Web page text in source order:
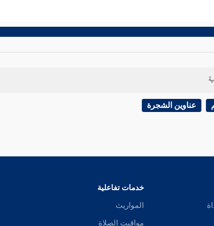
عناوين الشجرة
خدمات تفاعلية
المواريث
مواقيت الصلاة